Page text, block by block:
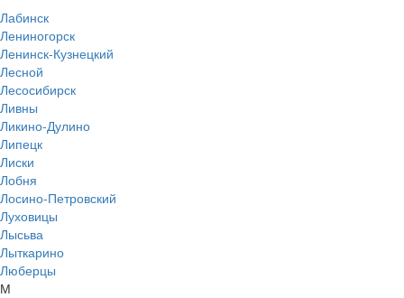
Лабинск
Лениногорск
Ленинск-Кузнецкий
Лесной
Лесосибирск
Ливны
Ликино-Дулино
Липецк
Лиски
Лобня
Лосино-Петровский
Луховицы
Лысьва
Лыткарино
Люберцы
М